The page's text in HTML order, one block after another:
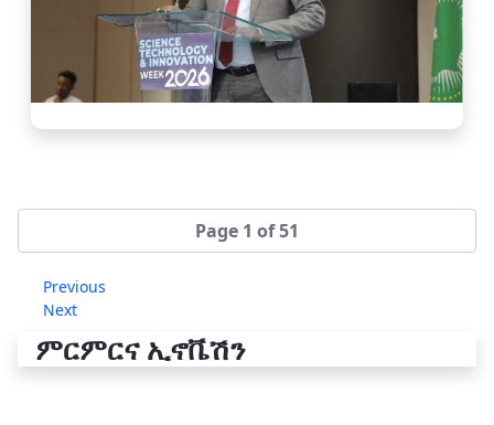
Page 1 of 51
Previous
Next
ምርምርና ኢኖቬሽን